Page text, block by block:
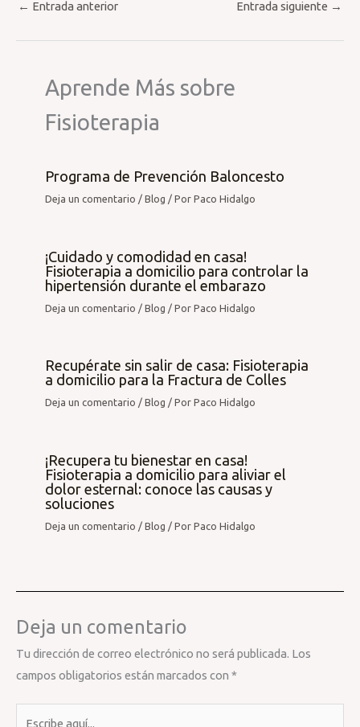
← Entrada anterior Entrada siguiente →
Aprende Más sobre
Fisioterapia
Programa de Prevención Baloncesto
Deja un comentario /Blog / PorPaco Hidalgo
¡Cuidado y comodidad en casa!
Fisioterapia a domicilio para controlar la
hipertensión durante el embarazo
Deja un comentario /Blog / PorPaco Hidalgo
Recupérate sin salir de casa: Fisioterapia
a domicilio para la Fractura de Colles
Deja un comentario /Blog / PorPaco Hidalgo
¡Recupera tu bienestar en casa!
Fisioterapia a domicilio para aliviar el
dolor esternal: conoce las causas y
soluciones
Deja un comentario /Blog / PorPaco Hidalgo
Deja un comentario
Tu dirección de correo electrónico no será publicada. Los
campos obligatorios están marcados con *